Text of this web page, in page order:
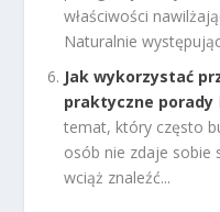
właściwości
Naturalnie
Jak wykorzystać
praktyczne porady
temat, który często
osób nie zdaje sobie
wciąż znaleźć...